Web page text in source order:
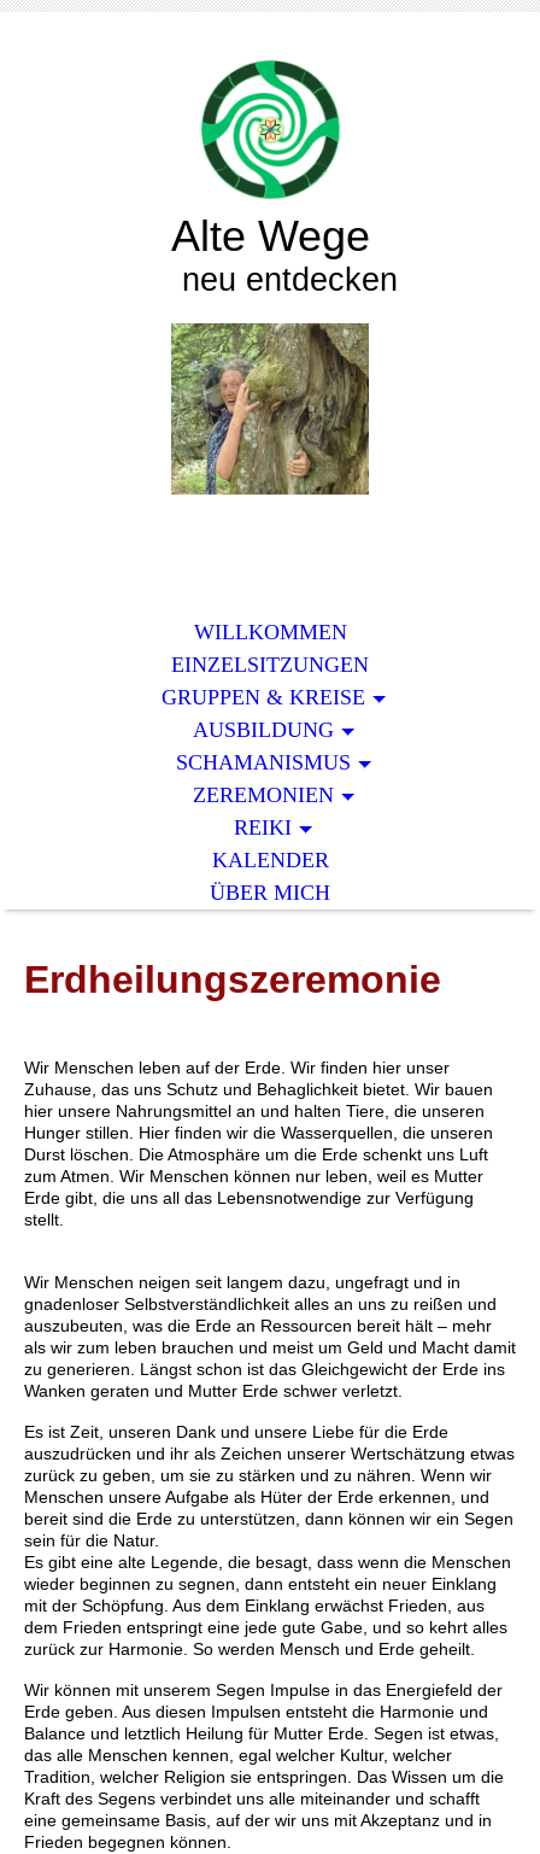
Alte Wege
neu entdecken
WILLKOMMEN
EINZELSITZUNGEN
GRUPPEN & KREISE
AUSBILDUNG
SCHAMANISMUS
ZEREMONIEN
REIKI
KALENDER
ÜBER MICH
Erdheilungszeremonie
Wir Menschen leben auf der Erde. Wir finden hier unser
Zuhause, das uns Schutz und Behaglichkeit bietet. Wir bauen
hier unsere Nahrungsmittel an und halten Tiere, die unseren
Hunger stillen. Hier finden wir die Wasserquellen, die unseren
Durst löschen. Die Atmosphäre um die Erde schenkt uns Luft
zum Atmen. Wir Menschen können nur leben, weil es Mutter
Erde gibt, die uns all das Lebensnotwendige zur Verfügung
stellt.
Wir Menschen neigen seit langem dazu, ungefragt und in
gnadenloser Selbstverständlichkeit alles an uns zu reißen und
auszubeuten, was die Erde an Ressourcen bereit hält – mehr
als wir zum leben brauchen und meist um Geld und Macht damit
zu generieren. Längst schon ist das Gleichgewicht der Erde ins
Wanken geraten und Mutter Erde schwer verletzt.
Es ist Zeit, unseren Dank und unsere Liebe für die Erde
auszudrücken und ihr als Zeichen unserer Wertschätzung etwas
zurück zu geben, um sie zu stärken und zu nähren. Wenn wir
Menschen unsere Aufgabe als Hüter der Erde erkennen, und
bereit sind die Erde zu unterstützen, dann können wir ein Segen
sein für die Natur.
Es gibt eine alte Legende, die besagt, dass wenn die Menschen
wieder beginnen zu segnen, dann entsteht ein neuer Einklang
mit der Schöpfung. Aus dem Einklang erwächst Frieden, aus
dem Frieden entspringt eine jede gute Gabe, und so kehrt alles
zurück zur Harmonie. So werden Mensch und Erde geheilt.
Wir können mit unserem Segen Impulse in das Energiefeld der
Erde geben. Aus diesen Impulsen entsteht die Harmonie und
Balance und letztlich Heilung für Mutter Erde. Segen ist etwas,
das alle Menschen kennen, egal welcher Kultur, welcher
Tradition, welcher Religion sie entspringen. Das Wissen um die
Kraft des Segens verbindet uns alle miteinander und schafft
eine gemeinsame Basis, auf der wir uns mit Akzeptanz und in
Frieden begegnen können.